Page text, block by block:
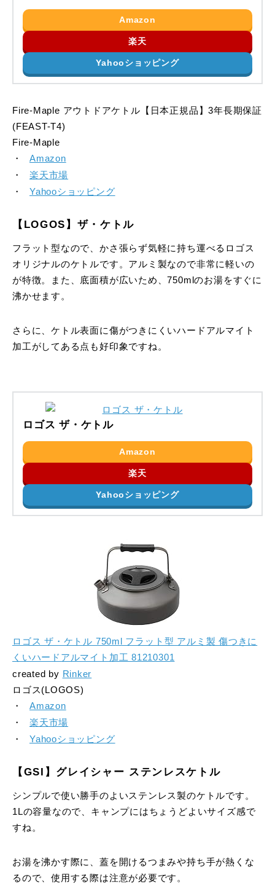
Amazon
楽天
Yahooショッピング
Fire-Maple アウトドアケトル【日本正規品】3年長期保証
(FEAST-T4)
Fire-Maple
Amazon
楽天市場
Yahooショッピング
【LOGOS】ザ・ケトル
フラット型なので、かさ張らず気軽に持ち運べるロゴス
オリジナルのケトルです。アルミ製なので非常に軽いの
が特徴。また、底面積が広いため、750mlのお湯をすぐに
沸かせます。
さらに、ケトル表面に傷がつきにくいハードアルマイト
加工がしてある点も好印象ですね。
ロゴス ザ・ケトル
Amazon
楽天
Yahooショッピング
ロゴス ザ・ケトル 750ml フラット型 アルミ製 傷つきに
くいハードアルマイト加工 81210301
created by Rinker
ロゴス(LOGOS)
Amazon
楽天市場
Yahooショッピング
【GSI】グレイシャー ステンレスケトル
シンプルで使い勝手のよいステンレス製のケトルです。
1Lの容量なので、キャンプにはちょうどよいサイズ感で
すね。
お湯を沸かす際に、蓋を開けるつまみや持ち手が熱くな
るので、使用する際は注意が必要です。